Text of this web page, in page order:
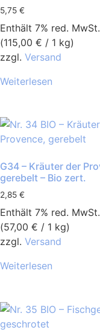
5,75 €
Enthält 7% red. MwSt.
(115,00 € / 1 kg)
zzgl. Versand
Weiterlesen
G34 – Kräuter der
gerebelt – Bio zert.
2,85 €
Enthält 7% red. MwSt.
(57,00 € / 1 kg)
zzgl. Versand
Weiterlesen